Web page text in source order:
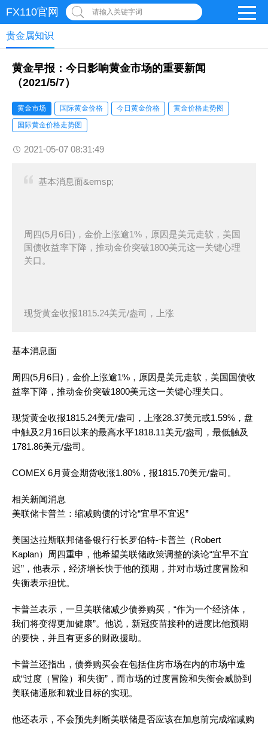
FX110官网 请输入关键字词
贵金属知识
黄金早报：今日影响黄金市场的重要新闻
（2021/5/7）
黄金市场 国际黄金价格 今日黄金价格
黄金价格走势图
国际黄金价格走势图
2021-05-07 08:31:49
基本消息面&emsp;
周四(5月6日)，金价上涨逾1%，原因是美元走软，美国
国债收益率下降，推动金价突破1800美元这一关键心理
关口。
现货黄金收报1815.24美元/盎司，上涨
基本消息面
周四(5月6日)，金价上涨逾1%，原因是美元走软，美国国债收
益率下降，推动金价突破1800美元这一关键心理关口。
现货黄金收报1815.24美元/盎司，上涨28.37美元或1.59%，盘
中触及2月16日以来的最高水平1818.11美元/盎司，最低触及
1781.86美元/盎司。
COMEX 6月黄金期货收涨1.80%，报1815.70美元/盎司。
相关新闻消息
美联储卡普兰：缩减购债的讨论“宜早不宜迟”
美国达拉斯联邦储备银行行长罗伯特-卡普兰（Robert
Kaplan）周四重申，他希望美联储政策调整的谈论“宜早不宜
迟”，他表示，经济增长快于他的预期，并对市场过度冒险和
失衡表示担忧。
卡普兰表示，一旦美联储减少债券购买，“作为一个经济体，
我们将变得更加健康”。他说，新冠疫苗接种的进度比他预期
的要快，并且有更多的财政援助。
卡普兰还指出，债券购买会在包括住房市场在内的市场中造
成“过度（冒险）和失衡”，而市场的过度冒险和失衡会威胁到
美联储通胀和就业目标的实现。
他还表示，不会预先判断美联储是否应该在加息前完成缩减购